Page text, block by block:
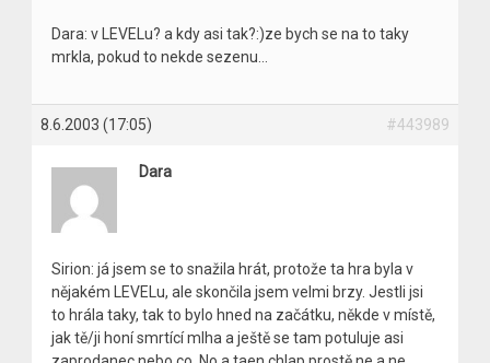
Dara: v LEVELu? a kdy asi tak?:)ze bych se na to taky
mrkla, pokud to nekde sezenu…
8.6.2003 (17:05) #443989
Dara
Sirion: já jsem se to snažila hrát, protože ta hra byla v
nějakém LEVELu, ale skončila jsem velmi brzy. Jestli jsi
to hrála taky, tak to bylo hned na začátku, někde v místě,
jak tě/ji honí smrtící mlha a ještě se tam potuluje asi